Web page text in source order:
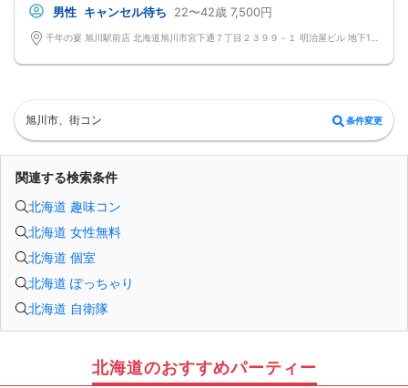
プロフィールカードを活用し、「はじめまして」から会話を楽しみましょう。
★完全着席型・連絡先交換は自由★
完全着席型で席替えはできる限り行います。
席替えの５分前には連絡先交換を促すアナウンスをいたしますので、「連絡先交
1. ２名様以上でのご参加は必ず同性同士でお申し込みください。
2. 服装の指定はございません。多くのお客様はカジュアルな格好でおこしになら
れています。
3. 開催判断はイベント前日の時点で男性３名・女性３名以上のお申し込みからに
なりますが、当日に参加者のキャンセルで比率が崩れた場合や開催判断人数を下
回った場合、一切返金などの保証はいたしませんのでご了承ください。
数、男女比率と異なる可能性がございます。
5. 当日は店舗の外ではなく店舗内で受付いたします。店内に入り店員に「街コン
で来た」旨をお伝えください。
6. お釣りの用意はございませんので、出ないようにご準備お願いします。
7. 当日は年齢確認のできる身分証をお持ちください。イベントの対象年齢でない
ことが発覚した場合、参加費を全額徴収し返金はいたしかねます。
8. 15分以上の遅刻はキャンセルとみなす可能性があります。
9. 当日受付にお越しになってからのキャンセル、途中キャンセルは出来ません。
泊費、通信費等の返金は行いません。
お申し込みが完了した時点で上記すべての事項に同意したと判断いたします。
8/29(土)22-42夜恋活旭川
男性 キャンセル待ち 22〜42歳 7,500円
旭川市、街コン 条件変更
関連する検索条件
北海道 趣味コン
北海道 女性無料
北海道 個室
北海道 ぽっちゃり
北海道 自衛隊
北海道のおすすめパーティー